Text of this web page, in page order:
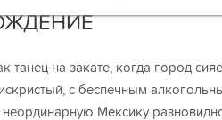
танец на закате, когда город
с беспечным
Мексику